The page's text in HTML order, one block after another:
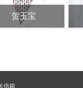
贺玉宝
信箱